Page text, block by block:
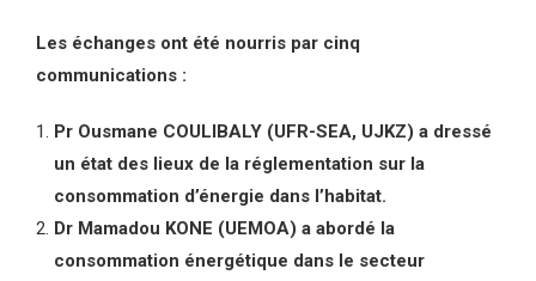
Les échanges ont été nourris par cinq
communications :
Pr Ousmane COULIBALY (UFR-SEA, UJKZ) a dressé
un état des lieux de la réglementation sur la
consommation d’énergie dans l’habitat.
Dr Mamadou KONE (UEMOA) a abordé la
consommation énergétique dans le secteur